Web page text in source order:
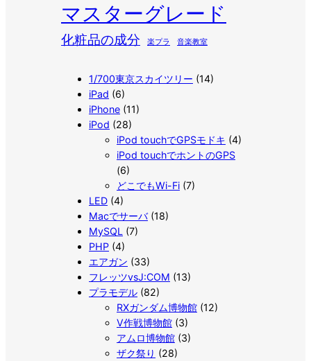
マスターグレード
化粧品の成分 楽プラ 音楽教室
1/700東京スカイツリー (14)
iPad (6)
iPhone (11)
iPod (28)
iPod touchでGPSモドキ (4)
iPod touchでホントのGPS
(6)
どこでもWi-Fi (7)
LED (4)
Macでサーバ(18)
MySQL (7)
PHP (4)
エアガン (33)
フレッツvsJ:COM (13)
プラモデル (82)
RXガンダム博物館 (12)
V作戦博物館 (3)
アムロ博物館 (3)
ザク祭り (28)